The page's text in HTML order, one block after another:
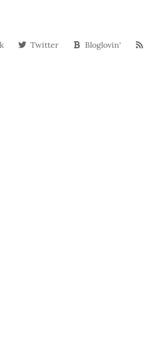
Twitter Bloglovin‘